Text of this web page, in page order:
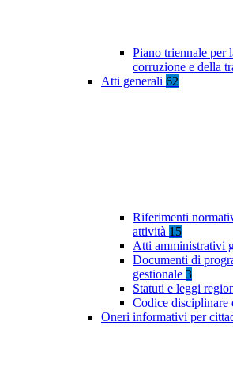
Piano triennale per
corruzione e della
Atti generali 62
Riferimenti
attività 15
Atti amministrativi
Documenti di
gestionale 3
Statuti e leggi
Codice disciplinare
Oneri informativi per